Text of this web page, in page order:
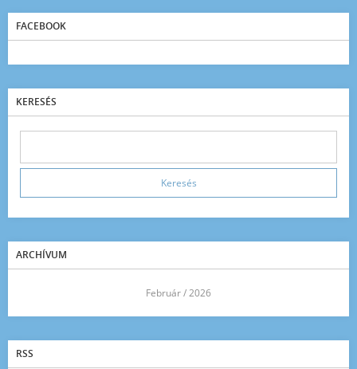
FACEBOOK
KERESÉS
ARCHÍVUM
Február / 2026
RSS